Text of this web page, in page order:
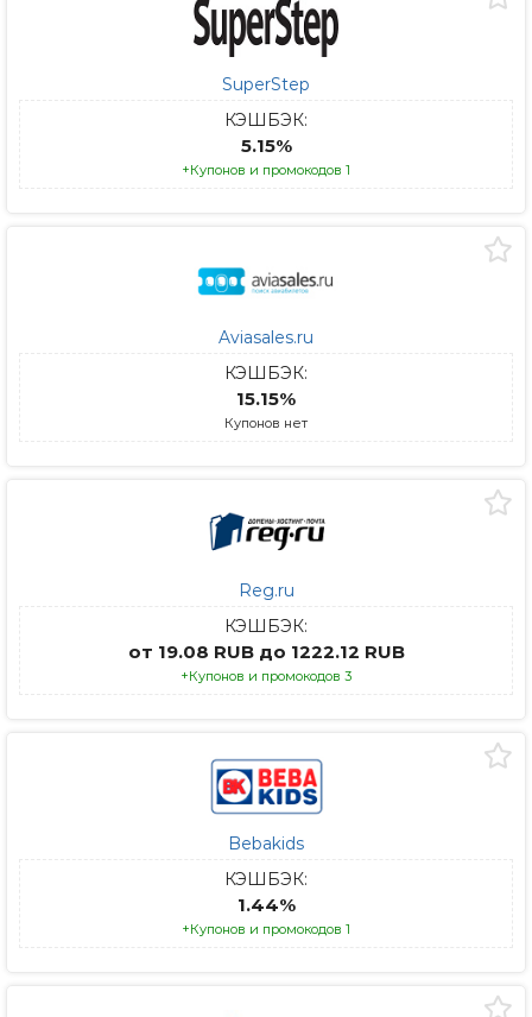
SuperStep
КЭШБЭК:
5.15%
+Купонов и промокодов 1
Aviasales.ru
КЭШБЭК:
15.15%
Купонов нет
Reg.ru
КЭШБЭК:
от 19.08 RUB до 1222.12 RUB
+Купонов и промокодов 3
Bebakids
КЭШБЭК:
1.44%
+Купонов и промокодов 1